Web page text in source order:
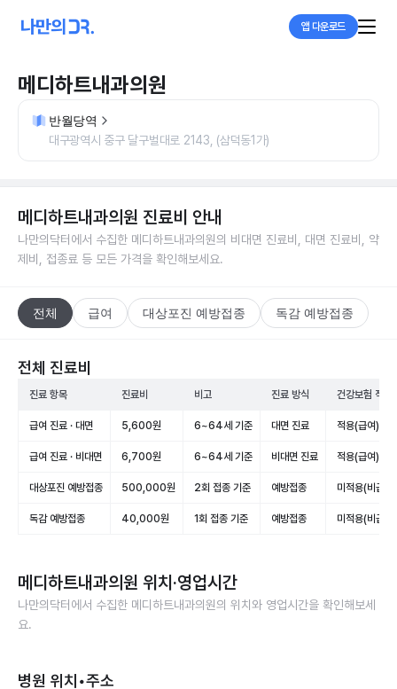
앱 다운로드
메디하트내과의원
반월당역
대구광역시 중구 달구벌대로 2143, (삼덕동1가)
메디하트내과의원 진료비 안내
나만의닥터에서 수집한 메디하트내과의원의 비대면 진료비, 대면 진료비, 약
제비, 접종료 등 모든 가격을 확인해보세요.
전체 급여 대상포진 예방접종 독감 예방접종
전체 진료비
진료 항목 진료비 비고 진료 방식 건강보험 적용
급여 진료 · 대면 5,600원 6~64세 기준 대면 진료 적용(급여)
급여 진료 · 비대면 6,700원 6~64세 기준 비대면 진료 적용(급여)
대상포진 예방접종 500,000원 2회 접종 기준 예방접종 미적용(비급여)
독감 예방접종 40,000원 1회 접종 기준 예방접종 미적용(비급여)
메디하트내과의원 위치·영업시간
나만의닥터에서 수집한 메디하트내과의원의 위치와 영업시간을 확인해보세
요.
병원 위치•주소